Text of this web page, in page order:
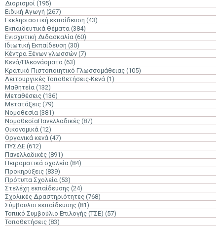
Διορισμοί (195)
Ειδική Αγωγή (267)
Εκκλησιαστική εκπαίδευση (43)
Εκπαιδευτικά Θέματα (384)
Ενισχυτική Διδασκαλία (60)
Ιδιωτική Εκπαίδευση (30)
Κέντρα Ξένων γλωσσών (7)
Κενά/Πλεονάσματα (63)
Κρατικό Πιστοποιητικό Γλωσσομάθειας (105)
Λειτουργικές Τοποθετήσεις-Κενά (1)
Μαθητεία (132)
Μεταθέσεις (136)
Μετατάξεις (79)
Νομοθεσία (381)
ΝομοθεσίαΠανελλαδικές (87)
Οικονομικά (12)
Οργανικά κενά (47)
ΠΥΣΔΕ (612)
Πανελλαδικές (891)
Πειραματικά σχολεία (84)
Προκηρύξεις (839)
Πρότυπα Σχολεία (53)
Στελέχη εκπαίδευσης (24)
Σχολικές Δραστηριότητες (768)
Σύμβουλοι εκπαίδευσης (81)
Τοπικό Συμβούλιο Επιλογής (ΤΣΕ) (57)
Τοποθετήσεις (83)